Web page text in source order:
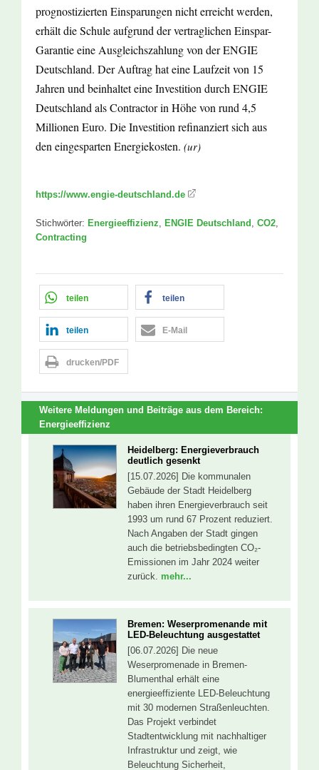
prognostizierten Einsparungen nicht erreicht werden,
erhält die Schule aufgrund der vertraglichen Einspar-
Garantie eine Ausgleichszahlung von der ENGIE
Deutschland. Der Auftrag hat eine Laufzeit von 15
Jahren und beinhaltet eine Investition durch ENGIE
Deutschland als Contractor in Höhe von rund 4,5
Millionen Euro. Die Investition refinanziert sich aus
den eingesparten Energiekosten. (ur)
https://www.engie-deutschland.de
Stichwörter: Energieeffizienz ENGIE Deutschland CO2
Contracting
teilen teilen
teilen E-Mail
drucken/PDF
Weitere Meldungen und Beiträge aus dem Bereich:
Energieeffizienz
Heidelberg: Energieverbrauch
deutlich gesenkt
[15.07.2026] Die kommunalen
Gebäude der Stadt Heidelberg
haben ihren Energieverbrauch seit
1993 um rund 67 Prozent reduziert.
Nach Angaben der Stadt gingen
auch die betriebsbedingten CO₂-
Emissionen im Jahr 2024 weiter
zurück. mehr...
Bremen: Weserpromenande mit
LED-Beleuchtung ausgestattet
[06.07.2026] Die neue
Weserpromenade in Bremen-
Blumenthal erhält eine
energieeffiziente LED-Beleuchtung
mit 30 modernen Straßenleuchten.
Das Projekt verbindet
Stadtentwicklung mit nachhaltiger
Infrastruktur und zeigt, wie
Beleuchtung Sicherheit,